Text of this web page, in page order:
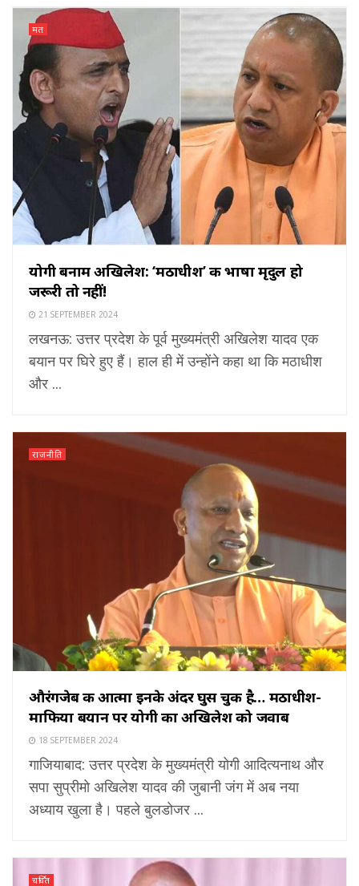
मत
योगी बनाम अखिलेश: ‘मठाधीश’ की भाषा मृदुल हो
जरूरी तो नहीं!
21 SEPTEMBER 2024
लखनऊ: उत्तर प्रदेश के पूर्व मुख्यमंत्री अखिलेश यादव एक
बयान पर घिरे हुए हैं। हाल ही में उन्होंने कहा था कि मठाधीश
और ...
राजनीति
औरंगजेब की आत्मा इनके अंदर घुस चुकी है… मठाधीश-
माफिया बयान पर योगी का अखिलेश को जवाब
18 SEPTEMBER 2024
गाजियाबाद: उत्तर प्रदेश के मुख्यमंत्री योगी आदित्यनाथ और
सपा सुप्रीमो अखिलेश यादव की जुबानी जंग में अब नया
अध्याय खुला है। पहले बुलडोजर ...
चर्चित